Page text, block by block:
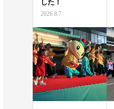
した！
2026.8.7